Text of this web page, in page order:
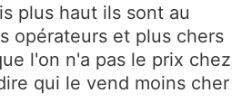
plus haut ils sont au
opérateurs et plus chers
l'on n'a pas le prix chez
qui le vend moins cher